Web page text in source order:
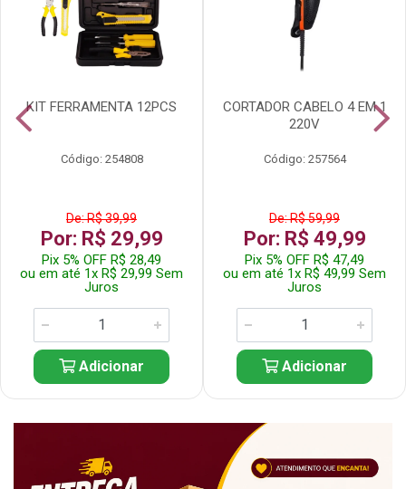
KIT FERRAMENTA 12PCS
Código: 254808
De: R$ 39,99
Por: R$ 29,99
Pix 5% OFF R$ 28,49
ou em até 1x R$ 29,99 Sem
Juros
Adicionar
CORTADOR CABELO 4 EM 1
220V
Código: 257564
De: R$ 59,99
Por: R$ 49,99
Pix 5% OFF R$ 47,49
ou em até 1x R$ 49,99 Sem
Juros
Adicionar